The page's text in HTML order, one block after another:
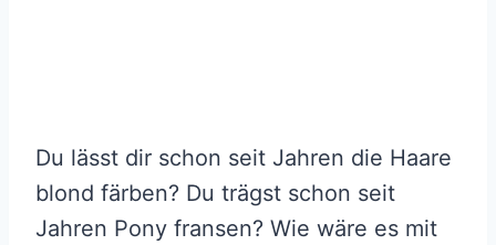
Du lässt dir schon seit Jahren die Haare
blond färben? Du trägst schon seit
Jahren Pony fransen? Wie wäre es mit